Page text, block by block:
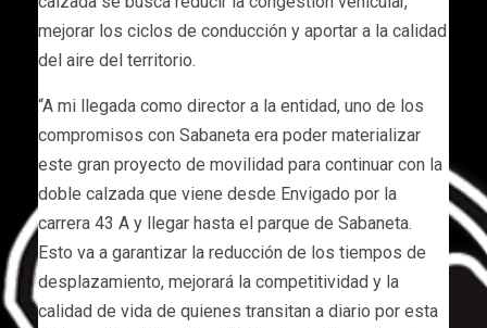
mejorar los ciclos de conducción y aportar a la calidad
del aire del territorio.
“A mi llegada como director a la entidad, uno de los
compromisos con Sabaneta era poder materializar
este gran proyecto de movilidad para continuar con la
doble calzada que viene desde Envigado por la
carrera 43 A y llegar hasta el parque de Sabaneta.
Esto va a garantizar la reducción de los tiempos de
desplazamiento, mejorará la competitividad y la
calidad de vida de quienes transitan a diario por esta